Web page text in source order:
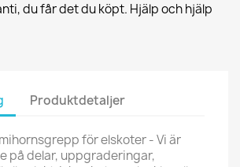
du får det du köpt. Hjälp och hjälp
Produktdetaljer
för elskoter - Vi är
på delar, uppgraderingar,